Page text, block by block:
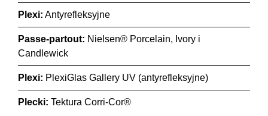
Plexi: Antyrefleksyjne
Passe-partout: Nielsen® Porcelain, Ivory i
Candlewick
Plexi: PlexiGlas Gallery UV (antyrefleksyjne)
Plecki: Tektura Corri-Cor®